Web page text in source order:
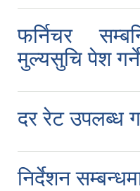
फर्निचर
मुल्यसुचि पेश
दर रेट उपलब्ध
निर्देशन